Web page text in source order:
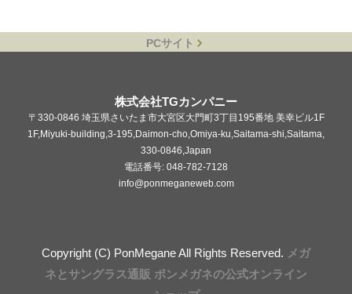
PCサイト
株式会社TGカンパニー
〒330-0846 埼玉県さいたま市大宮区大門町3丁目195番地 美幸ビル1F
1F,Miyuki-building,3-195,Daimon-cho,Omiya-ku,Saitama-shi,Saitama,
330-0846,Japan
電話番号: 048-782-7128
info@ponmeganeweb.com
Copyright (C) PonMegane All Rights Reserved. メガ
ネとサングラス通販 ポンメガネの公式オンライン